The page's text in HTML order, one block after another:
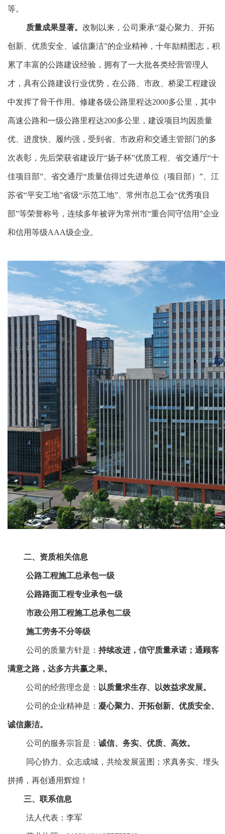
等。
质量成果显著。 改制以来，公司秉承“凝心聚力、开拓
创新、优质安全、诚信廉洁”的企业精神，十年励精图志，积
累了丰富的公路建设经验，拥有了一大批各类经营管理人
才，具有公路建设行业优势，在公路、市政、桥梁工程建设
中发挥了骨干作用。修建各级公路里程达2000多公里，其中
高速公路和一级公路里程达200多公里，建设项目均因质量
优、进度快、履约强，受到省、市政府和交通主管部门的多
次表彰，先后荣获省建设厅“扬子杯”优质工程、省交通厅“十
佳项目部”、省交通厅“质量信得过先进单位（项目部） ”、江
苏省“平安工地”省级“示范工地”、常州市总工会“优秀项目
部”等荣誉称号，连续多年被评为常州市“重合同守信用”企业
和信用等级AAA级企业。
二、资质相关信息
公路工程施工总承包一级
公路路面工程专业承包一级
市政公用工程施工总承包二级
施工劳务不分等级
公司的质量方针是： 持续改进，信守质量承诺；通顾客
满意之路，达多方共赢之果。
公司的经营理念是： 以质量求生存、以效益求发展。
公司的企业精神是： 凝心聚力、开拓创新、优质安全、
诚信廉洁。
公司的服务宗旨是： 诚信、务实、优质、高效。
同心协力、众志成城，共绘发展蓝图；求真务实、埋头
拼搏，再创通用辉煌！
三、联系信息
法人代表：李军